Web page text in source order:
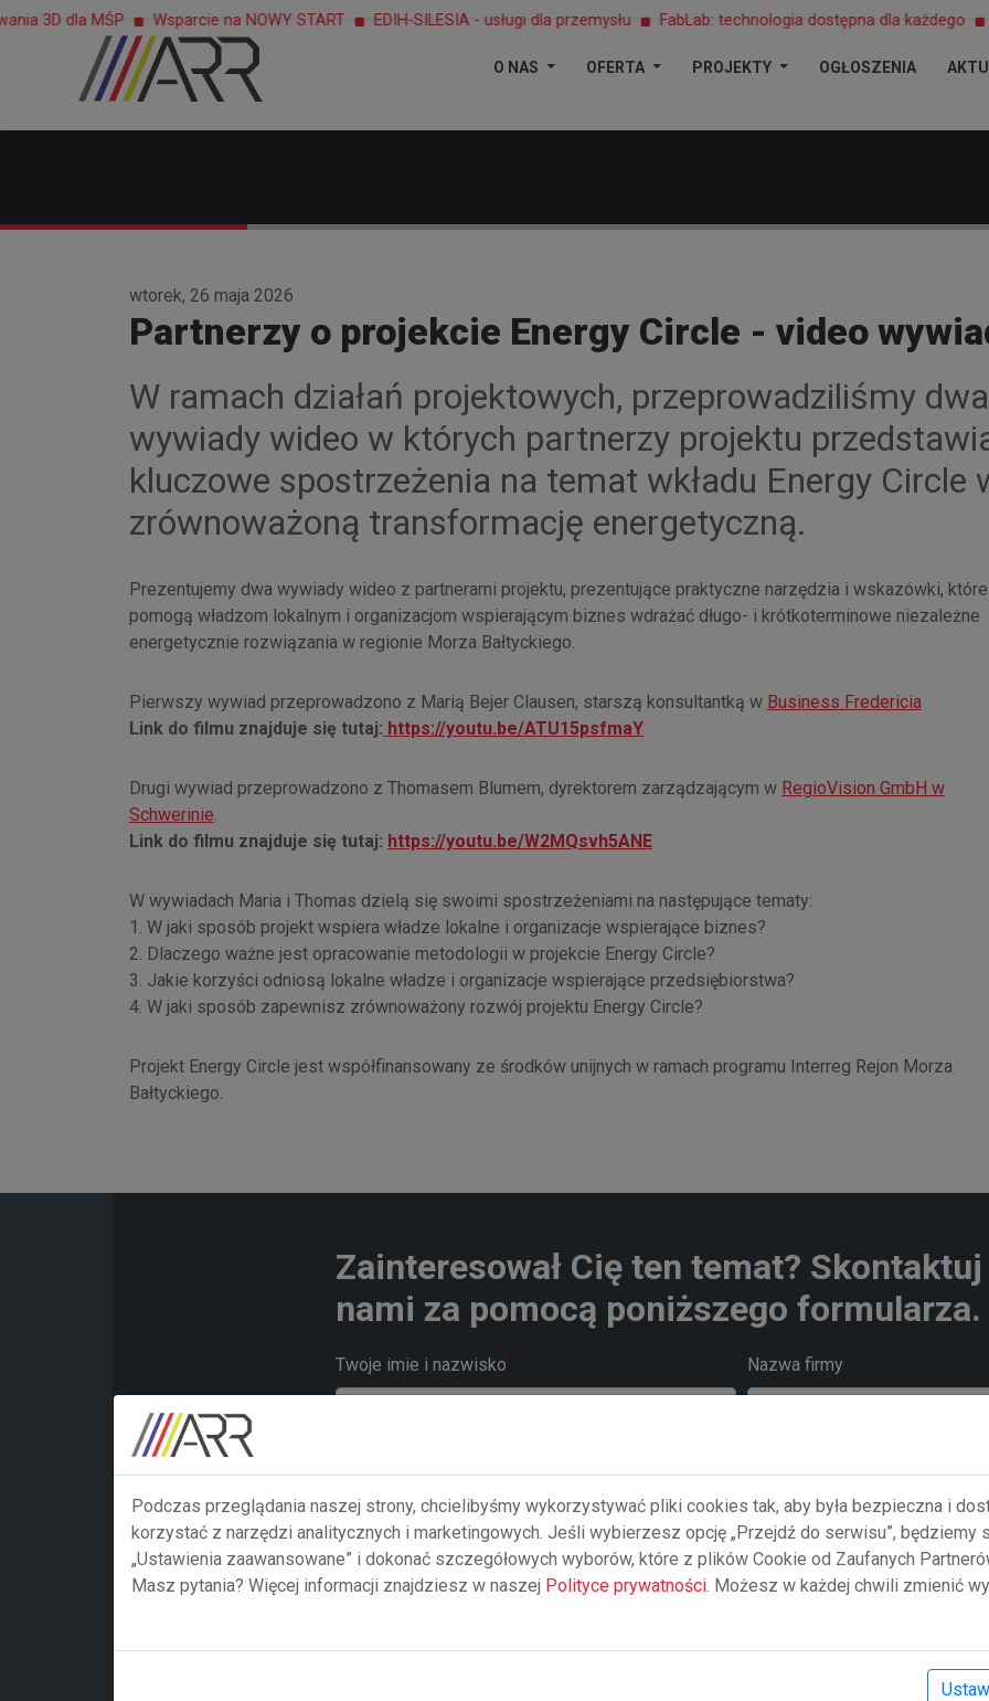
3D dla MŚP Wsparcie na NOWY START EDIH-SILESIA - usługi dla przemysłu FabLab: technologia dostępna dla każdego
O NAS OFERTA PROJEKTY OGŁOSZENIA
wtorek, 26 maja 2026
Partnerzy o projekcie Energy Circle - video
W ramach działań projektowych, przeprowadziliśmy dwa
wywiady wideo w których partnerzy projektu
kluczowe spostrzeżenia na temat wkładu Energy Circle
zrównoważoną transformację energetyczną.
Prezentujemy dwa wywiady wideo z partnerami projektu, prezentujące praktyczne narzędzia i wskazówki, które
pomogą władzom lokalnym i organizacjom wspierającym biznes wdrażać długo- i krótkoterminowe niezależne
energetycznie rozwiązania w regionie Morza Bałtyckiego.
Pierwszy wywiad przeprowadzono z Marią Bejer Clausen, starszą konsultantką w Business Fredericia
Link do filmu znajduje się tutaj: https://youtu.be/ATU15psfmaY
Drugi wywiad przeprowadzono z Thomasem Blumem, dyrektorem zarządzającym w RegioVision GmbH w
Schwerinie.
Link do filmu znajduje się tutaj: https://youtu.be/W2MQsvh5ANE
W wywiadach Maria i Thomas dzielą się swoimi spostrzeżeniami na następujące tematy:
1. W jaki sposób projekt wspiera władze lokalne i organizacje wspierające biznes?
2. Dlaczego ważne jest opracowanie metodologii w projekcie Energy Circle?
3. Jakie korzyści odniosą lokalne władze i organizacje wspierające przedsiębiorstwa?
4. W jaki sposób zapewnisz zrównoważony rozwój projektu Energy Circle?
Projekt Energy Circle jest współfinansowany ze środków unijnych w ramach programu Interreg Rejon Morza
Bałtyckiego.
Zainteresował Cię ten temat?
nami za pomocą poniższego formularza.
Twoje imie i nazwisko Nazwa firmy
Treść zapytania
Podczas przeglądania naszej strony, chcielibyśmy wykorzystywać pliki cookies tak, aby była bezpieczna i
korzystać z narzędzi analitycznych i marketingowych. Jeśli wybierzesz opcję „Przejdź do serwisu”,
„Ustawienia zaawansowane” i dokonać szczegółowych wyborów, które z plików Cookie od Zaufanych
Masz pytania? Więcej informacji znajdziesz w naszej Polityce prywatności. Możesz w każdej chwili zmienić